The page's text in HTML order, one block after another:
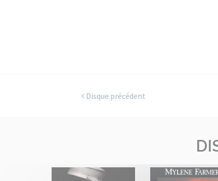
Disque précédent